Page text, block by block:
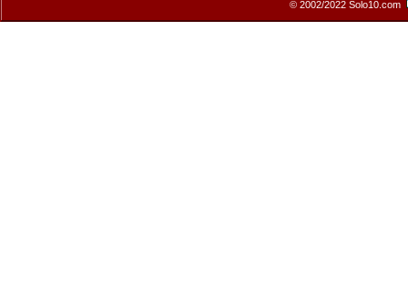
© 2002/2022 Solo10.com